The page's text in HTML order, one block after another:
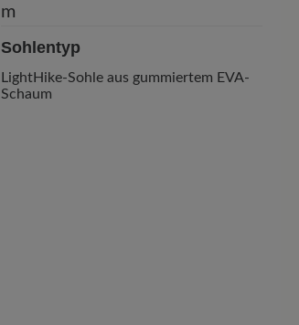
Sohlentyp
LightHike-Sohle aus gummiertem EVA-
Schaum